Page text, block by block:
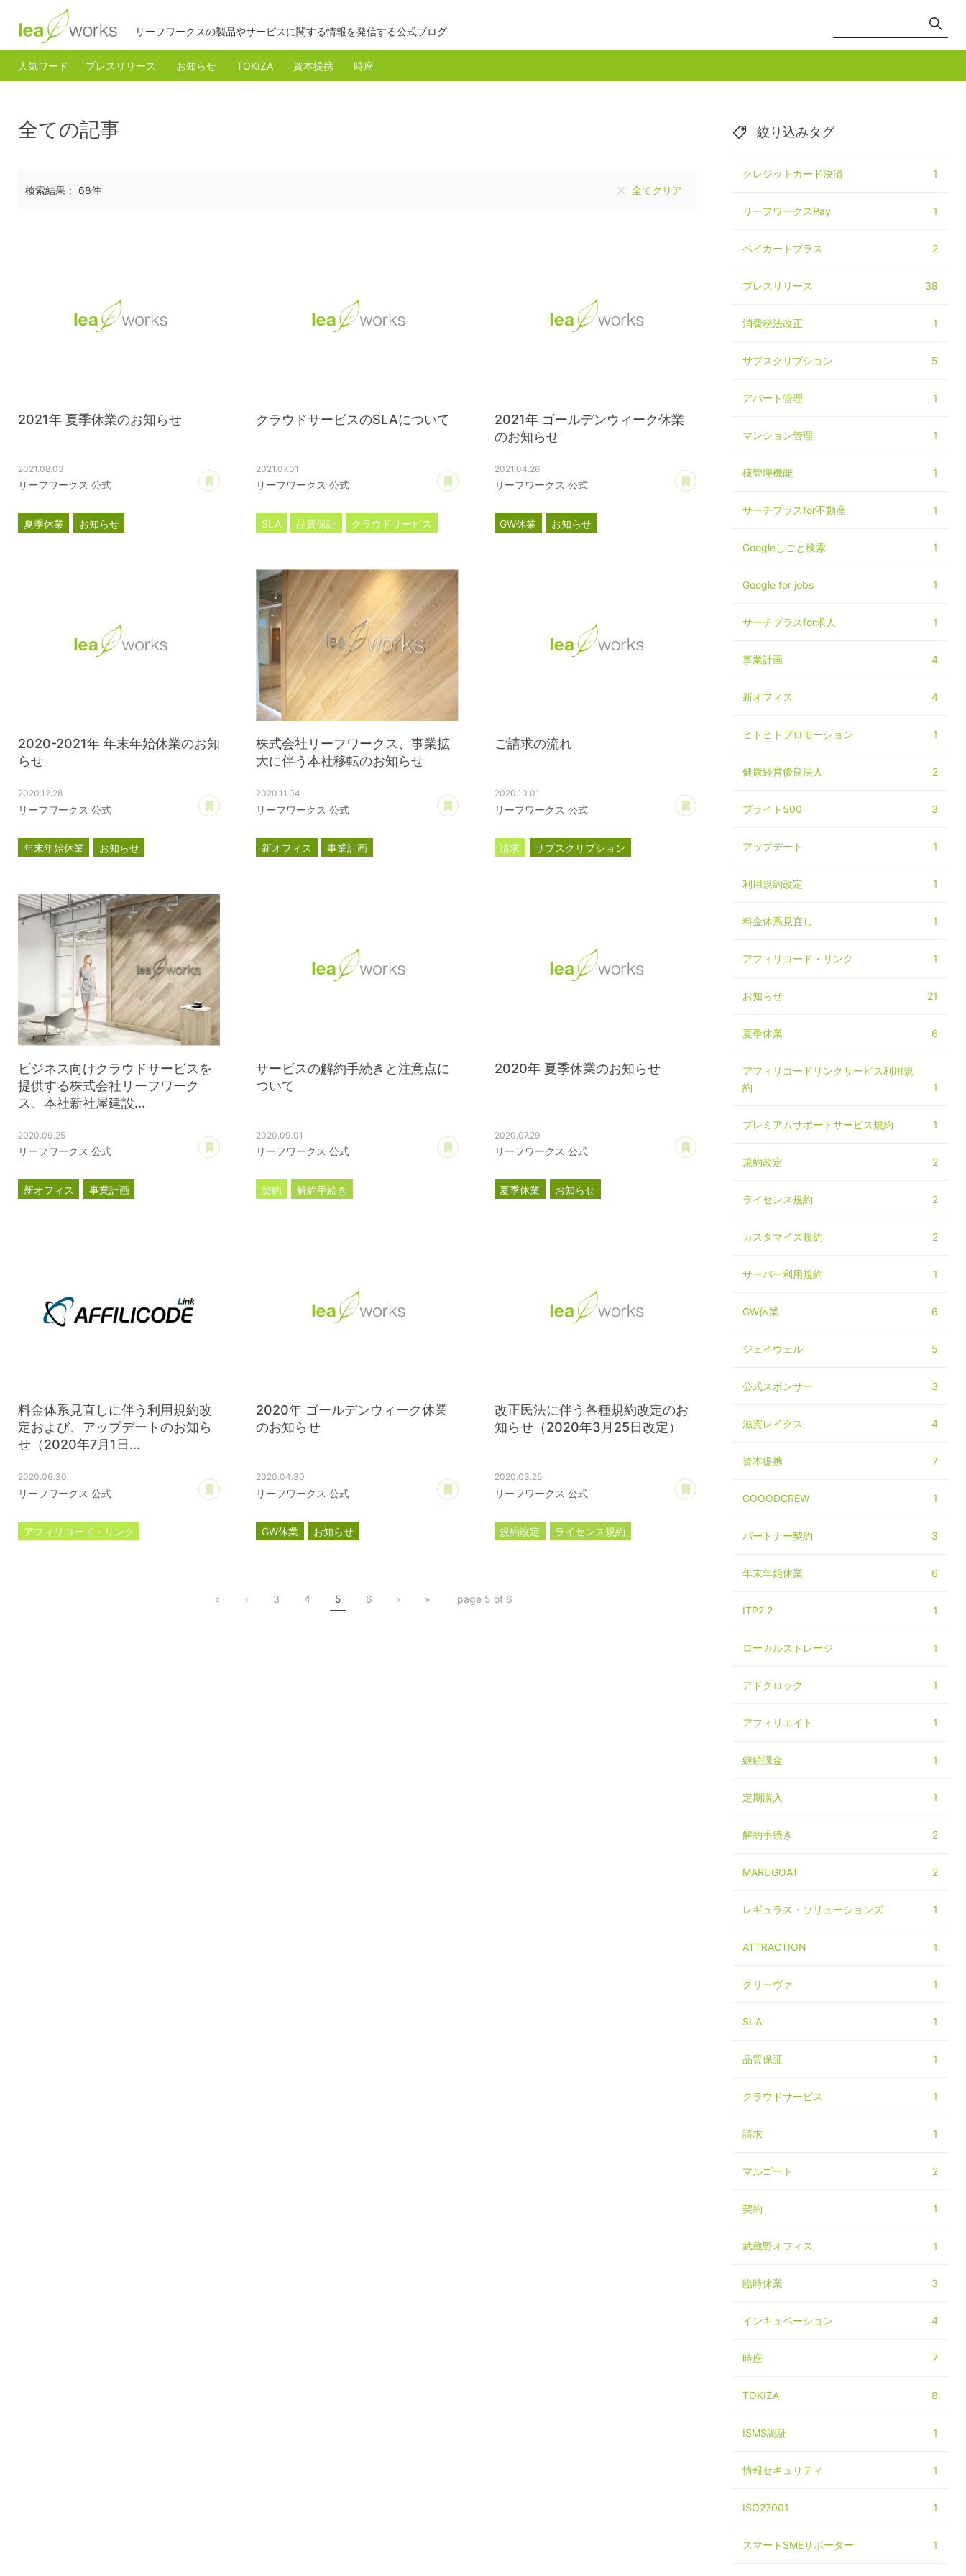
リーフワークスの製品やサービスに関する情報を発信する公式ブログ
人気ワード プレスリリース お知らせ TOKIZA 資本提携 時座
全ての記事
検索結果： 68件 全てクリア
2021年 夏季休業のお知らせ
2021.08.03
リーフワークス 公式
あとで読む
夏季休業 お知らせ
クラウドサービスのSLAについて
2021.07.01
リーフワークス 公式
あとで読む
SLA 品質保証
クラウドサービス
2021年 ゴールデンウィーク休業
のお知らせ
2021.04.26
リーフワークス 公式
あとで読む
GW休業 お知らせ
2020-2021年 年末年始休業のお知
らせ
2020.12.28
リーフワークス 公式
あとで読む
年末年始休業 お知らせ
株式会社リーフワークス、事業拡
大に伴う本社移転のお知らせ
2020.11.04
リーフワークス 公式
あとで読む
新オフィス
事業計画
ご請求の流れ
2020.10.01
リーフワークス 公式
あとで読む
請求 サブスクリプション
ビジネス向けクラウドサービスを
提供する株式会社リーフワーク
ス、本社新社屋建設...
2020.09.25
リーフワークス 公式
あとで読む
新オフィス
事業計画
サービスの解約手続きと注意点に
ついて
2020.09.01
リーフワークス 公式
あとで読む
契約
解約手続き
2020年 夏季休業のお知らせ
2020.07.29
リーフワークス 公式
あとで読む
夏季休業 お知らせ
料金体系見直しに伴う利用規約改
定および、アップデートのお知ら
せ（2020年7月1日...
2020.06.30
リーフワークス 公式
あとで読む
アフィリコード・リンク
2020年 ゴールデンウィーク休業
のお知らせ
2020.04.30
リーフワークス 公式
あとで読む
GW休業 お知らせ
改正民法に伴う各種規約改定のお
知らせ（2020年3月25日改定）
2020.03.25
リーフワークス 公式
あとで読む
規約改定
ライセンス規約
アフィリコードリンクサービス利用規約
« ‹ 3 4 5 6 › » page 5 of 6
絞り込みタグ
クレジットカード決済 1
リーフワークスPay 1
ペイカートプラス 2
プレスリリース 38
消費税法改正 1
サブスクリプション 5
アパート管理 1
マンション管理 1
棟管理機能 1
サーチプラスfor不動産 1
Googleしごと検索 1
Google for jobs 1
サーチプラスfor求人 1
事業計画 4
新オフィス 4
ヒトヒトプロモーション 1
健康経営優良法人 2
ブライト500 3
アップデート 1
利用規約改定 1
料金体系見直し 1
アフィリコード・リンク 1
お知らせ 21
夏季休業 6
アフィリコードリンクサービス利用規
約
1
プレミアムサポートサービス規約 1
規約改定 2
ライセンス規約 2
カスタマイズ規約 2
サーバー利用規約 1
GW休業 6
ジェイウェル 5
公式スポンサー 3
滋賀レイクス 4
資本提携 7
GOOODCREW 1
パートナー契約 3
年末年始休業 6
ITP2.2 1
ローカルストレージ 1
アドクロック 1
アフィリエイト 1
継続課金 1
定期購入 1
解約手続き 2
MARUGOAT 2
レギュラス・ソリューションズ 1
ATTRACTION 1
クリーヴァ 1
SLA 1
品質保証 1
クラウドサービス 1
請求 1
マルゴート 2
契約 1
武蔵野オフィス 1
臨時休業 3
インキュベーション 4
時座 7
TOKIZA 8
ISMS認証 1
情報セキュリティ 1
ISO27001 1
スマートSMEサポーター 1